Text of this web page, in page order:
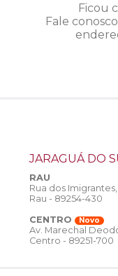
Ficou
Fale
JARAGUÁ DO
RAU
Rua dos
Rau - 89254-430
CENTRO
Novo
Av. Marechal
Centro - 89251-700